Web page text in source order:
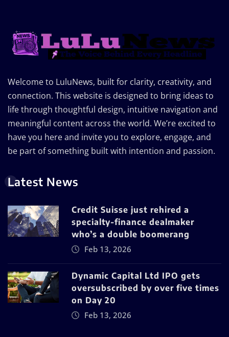
Welcome to LuluNews, built for clarity, creativity, and
connection. This website is designed to bring ideas to
life through thoughtful design, intuitive navigation and
meaningful content across the world. We’re excited to
have you here and invite you to explore, engage, and
be part of something built with intention and passion.
Latest News
Credit Suisse just rehired a
specialty-finance dealmaker
who’s a double boomerang
Feb 13, 2026
Dynamic Capital Ltd IPO gets
oversubscribed by over five times
on Day 20
Feb 13, 2026